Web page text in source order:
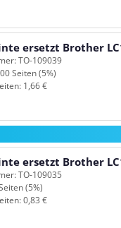
ersetzt Brother
TO-109039
Seiten (5%)
1,66 €
ersetzt Brother
TO-109035
(5%)
0,83 €